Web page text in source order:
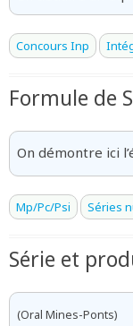
Concours Inp
Formule de
On démontre ici
Mp/Pc/Psi Séries
Série et
(Oral Mines-Ponts)